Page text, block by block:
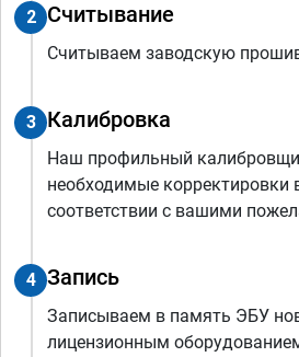
2 Считывание
Считываем заводскую
3 Калибровка
Наш профильный
необходимые корректировки
соответствии с вашими
4 Запись
Записываем в память ЭБУ
лицензионным